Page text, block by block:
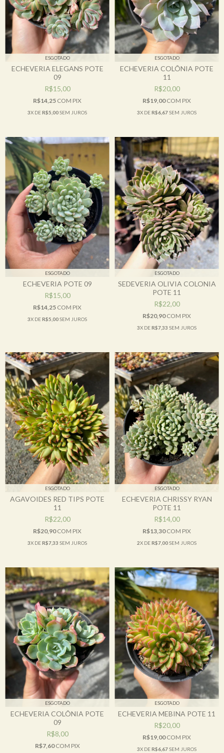
ESGOTADO
ECHEVERIA ELEGANS POTE
09
R$15,00
R$14,25 COM PIX
3X DER$5,00SEM JUROS
ESGOTADO
ECHEVERIA COLÔNIA POTE
11
R$20,00
R$19,00COM PIX
3X DER$6,67SEM JUROS
ESGOTADO
ECHEVERIA POTE 09
R$15,00
R$14,25 COM PIX
3X DER$5,00SEM JUROS
ESGOTADO
SEDEVERIA OLIVIA COLONIA
POTE 11
R$22,00
R$20,90COM PIX
3X DER$7,33 SEM JUROS
ESGOTADO
AGAVOIDES RED TIPS POTE
11
R$22,00
R$20,90COM PIX
3X DER$7,33 SEM JUROS
ESGOTADO
ECHEVERIA CHRISSY RYAN
POTE 11
R$14,00
R$13,30COM PIX
2X DER$7,00SEM JUROS
ESGOTADO
ECHEVERIA COLÔNIA POTE
09
R$8,00
R$7,60COM PIX
ESGOTADO
ECHEVERIA MEBINA POTE 11
R$20,00
R$19,00COM PIX
3X DER$6,67SEM JUROS